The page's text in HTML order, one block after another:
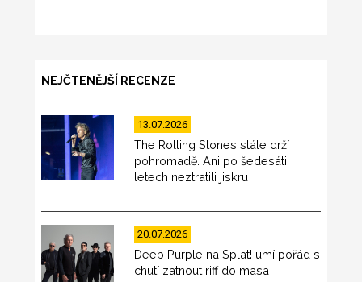
NEJČTENĚJŠÍ RECENZE
13.07.2026
The Rolling Stones stále drží
pohromadě. Ani po šedesáti
letech neztratili jiskru
20.07.2026
Deep Purple na Splat! umí pořád s
chutí zatnout riff do masa